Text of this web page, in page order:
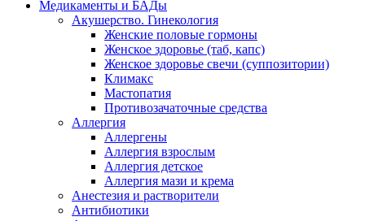
Медикаменты и БАДы
Акушерство. Гинекология
Женские половые гормоны
Женское здоровье (таб, капс)
Женское здоровье свечи (суппозитории)
Климакс
Мастопатия
Противозачаточные средства
Аллергия
Аллергены
Аллергия взрослым
Аллергия детское
Аллергия мази и крема
Анестезия и растворители
Антибиотики